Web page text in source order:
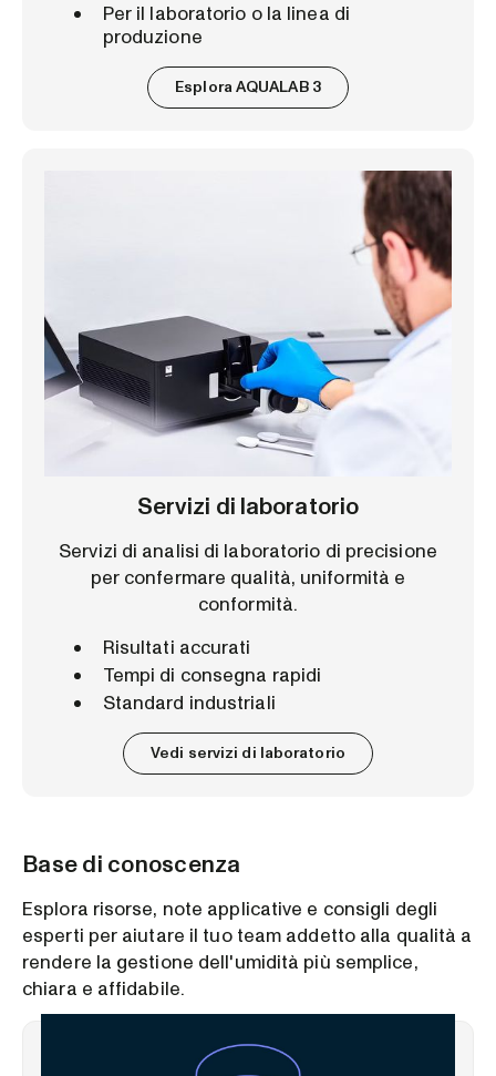
Per il laboratorio o la linea di
produzione
Esplora AQUALAB 3
Servizi di laboratorio
Servizi di analisi di laboratorio di precisione
per confermare qualità, uniformità e
conformità.
Risultati accurati
Tempi di consegna rapidi
Standard industriali
Vedi servizi di laboratorio
Base di conoscenza
Esplora risorse, note applicative e consigli degli
esperti per aiutare il tuo team addetto alla qualità a
rendere la gestione dell'umidità più semplice,
chiara e affidabile.